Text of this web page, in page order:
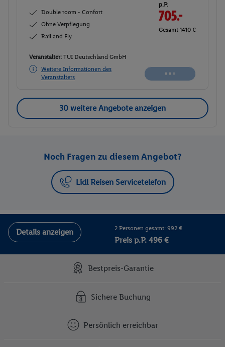
Double room - Confort
Ohne Verpflegung
Rail and Fly
p.P.
705.-
Gesamt 1410 €
Veranstalter: TUI Deutschland GmbH
Weitere Informationen des
Veranstalters
30 weitere Angebote anzeigen
Noch Fragen zu diesem Angebot?
Lidl Reisen Servicetelefon
Details anzeigen 2 Personen gesamt: 992 €
Preis p.P. 496 €
Bestpreis-Garantie
Sichere Buchung
Persönlich erreichbar